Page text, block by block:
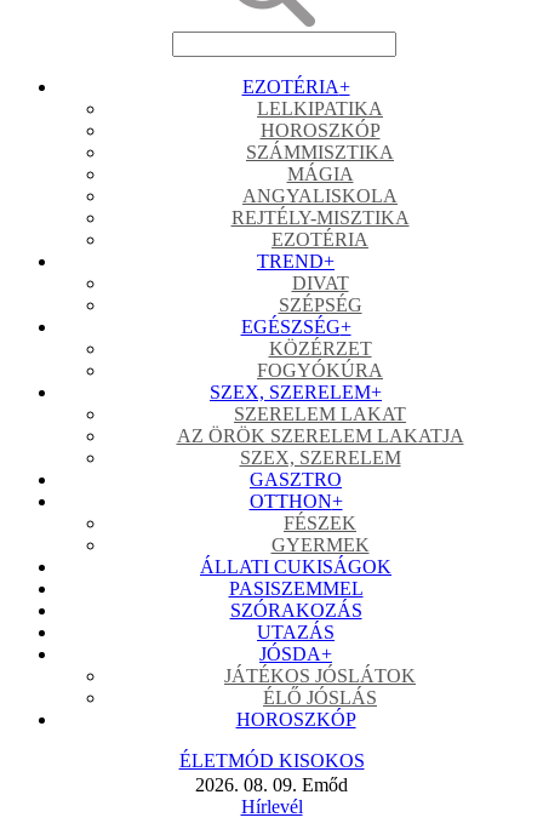
EZOTÉRIA+
LELKIPATIKA
HOROSZKÓP
SZÁMMISZTIKA
MÁGIA
ANGYALISKOLA
REJTÉLY-MISZTIKA
EZOTÉRIA
TREND+
DIVAT
SZÉPSÉG
EGÉSZSÉG+
KÖZÉRZET
FOGYÓKÚRA
SZEX, SZERELEM+
SZERELEM LAKAT
AZ ÖRÖK SZERELEM LAKATJA
SZEX, SZERELEM
GASZTRO
OTTHON+
FÉSZEK
GYERMEK
ÁLLATI CUKISÁGOK
PASISZEMMEL
SZÓRAKOZÁS
UTAZÁS
JÓSDA+
JÁTÉKOS JÓSLÁTOK
ÉLŐ JÓSLÁS
HOROSZKÓP
ÉLETMÓD KISOKOS
2026. 08. 09. Emőd
Hírlevél